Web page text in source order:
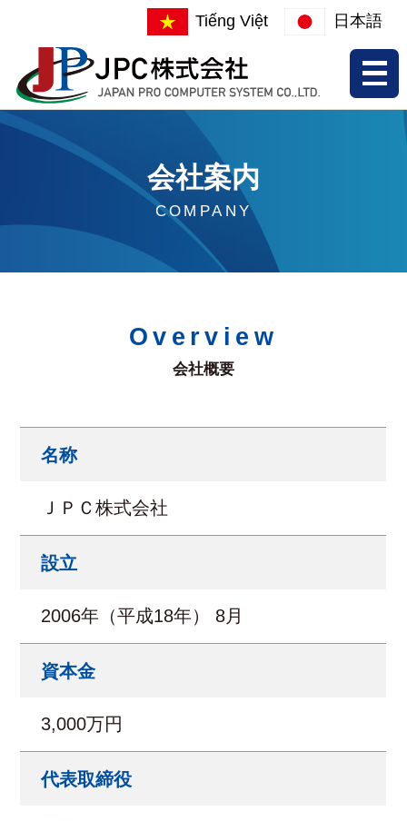
Tiếng Việt 日本語
会社案内
COMPANY
Overview
会社概要
名称
ＪＰＣ株式会社
設立
2006年（平成18年） 8月
資本金
3,000万円
代表取締役